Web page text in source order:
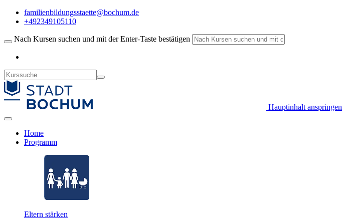
familienbildungsstaette@bochum.de
+492349105110
Nach Kursen suchen und mit der Enter-Taste bestätigen
Hauptinhalt anspringen
Home
Programm
Eltern stärken